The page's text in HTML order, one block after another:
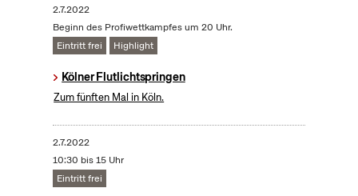
2.7.2022
Beginn des Profiwettkampfes um 20 Uhr.
Eintritt frei
Highlight
Kölner Flutlichtspringen
Zum fünften Mal in Köln.
2.7.2022
10:30 bis 15 Uhr
Eintritt frei